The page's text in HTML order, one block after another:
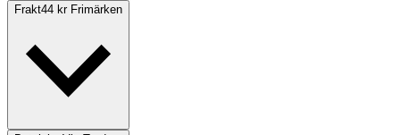
Frakt44 kr Frimärken